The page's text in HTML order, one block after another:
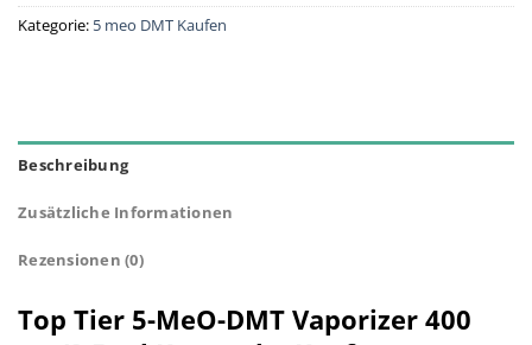
Kategorie: 5 meo DMT Kaufen
Beschreibung
Zusätzliche Informationen
Rezensionen (0)
Top Tier 5-MeO-DMT Vaporizer 400